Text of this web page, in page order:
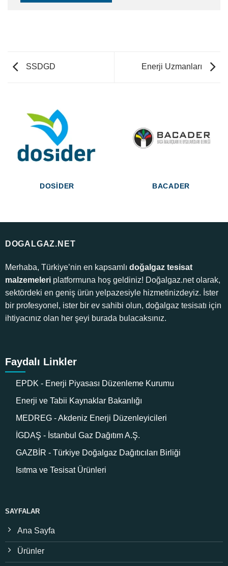
SSDGD Enerji Uzmanları
DOSIDER BACADER
DOGALGAZ.NET
Merhaba, Türkiye’nin en kapsamlı doğalgaz tesisat
malzemeleriplatformuna hoş geldiniz! Doğalgaz.net olarak,
sektördeki en geniş ürün yelpazesiyle hizmetinizdeyiz. İster
bir profesyonel, ister bir ev sahibi olun, doğalgaz tesisatı için
ihtiyacınız olan her şeyi burada bulacaksınız.
Faydalı Linkler
EPDK - Enerji Piyasası Düzenleme Kurumu
Enerji ve Tabii Kaynaklar Bakanlığı
MEDREG - Akdeniz Enerji Düzenleyicileri
İGDAŞ - İstanbul Gaz Dağıtım A.Ş.
GAZBİR - Türkiye Doğalgaz Dağıtıcıları Birliği
Isıtma ve Tesisat Ürünleri
SAYFALAR
Ana Sayfa
Ürünler